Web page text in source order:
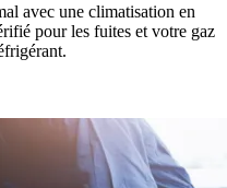
avec une climatisation en
pour les fuites et votre gaz